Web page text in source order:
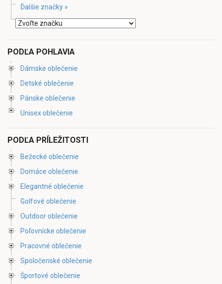
Ďalšie značky »
PODĽA POHLAVIA
Dámske oblečenie
Detské oblečenie
Pánske oblečenie
Unisex oblečenie
PODĽA PRÍLEŽITOSTI
Bežecké oblečenie
Domáce oblečenie
Elegantné oblečenie
Golfové oblečenie
Outdoor oblečenie
Poľovnícke oblečenie
Pracovné oblečenie
Spoločenské oblečenie
Športové oblečenie